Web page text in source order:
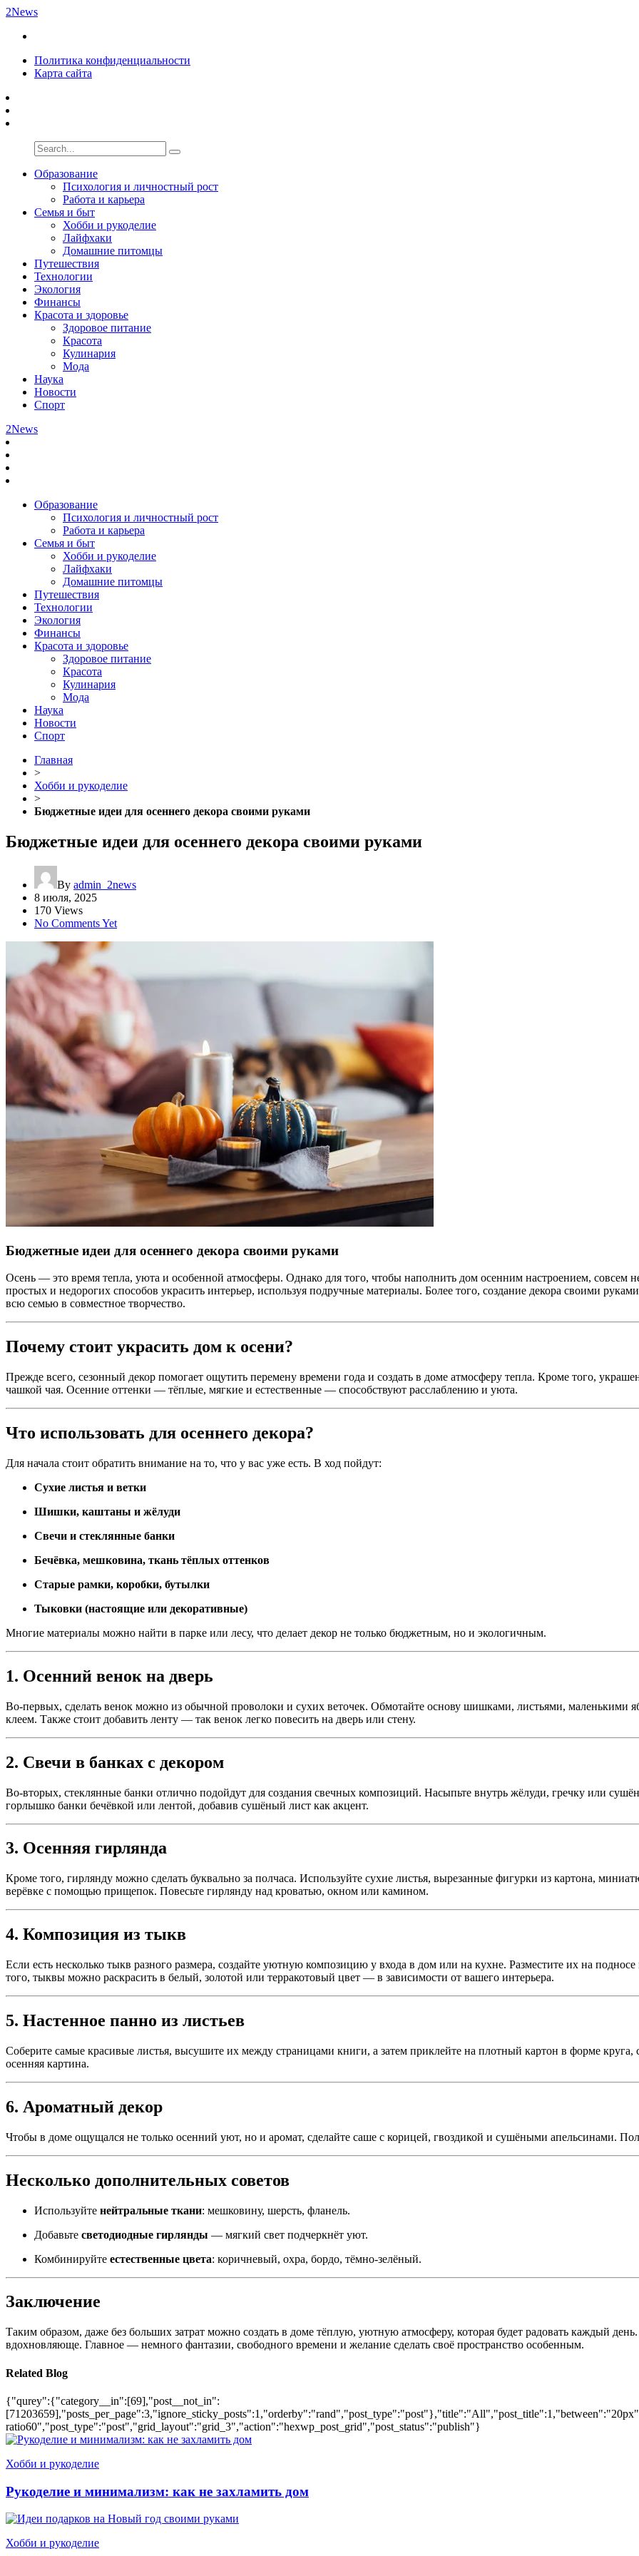
2News
Политика конфиденциальности
Карта сайта
Образование
Психология и личностный рост
Работа и карьера
Семья и быт
Хобби и рукоделие
Лайфхаки
Домашние питомцы
Путешествия
Технологии
Экология
Финансы
Красота и здоровье
Здоровое питание
Красота
Кулинария
Мода
Наука
Новости
Спорт
2News
Образование
Психология и личностный рост
Работа и карьера
Семья и быт
Хобби и рукоделие
Лайфхаки
Домашние питомцы
Путешествия
Технологии
Экология
Финансы
Красота и здоровье
Здоровое питание
Красота
Кулинария
Мода
Наука
Новости
Спорт
Главная
>
Хобби и рукоделие
>
Бюджетные идеи для осеннего декора своими руками
Бюджетные идеи для осеннего декора своими руками
By admin_2news
8 июля, 2025
170 Views
No Comments Yet
Бюджетные идеи для осеннего декора своими руками
Осень — это время тепла, уюта и особенной атмосферы. Однако для того, чтобы наполнить дом осенним настроением, совсем
простых и недорогих способов украсить интерьер, используя подручные материалы. Более того, создание декора своими
всю семью в совместное творчество.
Почему стоит украсить дом к осени?
Прежде всего, сезонный декор помогает ощутить перемену времени года и создать в доме атмосферу тепла. Кроме того,
чашкой чая. Осенние оттенки — тёплые, мягкие и естественные — способствуют расслаблению и уюта.
Что использовать для осеннего декора?
Для начала стоит обратить внимание на то, что у вас уже есть. В ход пойдут:
Сухие листья и ветки
Шишки, каштаны и жёлуди
Свечи и стеклянные банки
Бечёвка, мешковина, ткань тёплых оттенков
Старые рамки, коробки, бутылки
Тыковки (настоящие или декоративные)
Многие материалы можно найти в парке или лесу, что делает декор не только бюджетным, но и экологичным.
1. Осенний венок на дверь
Во-первых, сделать венок можно из обычной проволоки и сухих веточек. Обмотайте основу шишками, листьями, маленькими
клеем. Также стоит добавить ленту — так венок легко повесить на дверь или стену.
2. Свечи в банках с декором
Во-вторых, стеклянные банки отлично подойдут для создания свечных композиций. Насыпьте внутрь жёлуди, гречку или
горлышко банки бечёвкой или лентой, добавив сушёный лист как акцент.
3. Осенняя гирлянда
Кроме того, гирлянду можно сделать буквально за полчаса. Используйте сухие листья, вырезанные фигурки из картона,
верёвке с помощью прищепок. Повесьте гирлянду над кроватью, окном или камином.
4. Композиция из тыкв
Если есть несколько тыкв разного размера, создайте уютную композицию у входа в дом или на кухне. Разместите их на
того, тыквы можно раскрасить в белый, золотой или терракотовый цвет — в зависимости от вашего интерьера.
5. Настенное панно из листьев
Соберите самые красивые листья, высушите их между страницами книги, а затем приклейте на плотный картон в форме круга,
осенняя картина.
6. Ароматный декор
Чтобы в доме ощущался не только осенний уют, но и аромат, сделайте саше с корицей, гвоздикой и сушёными апельсинами.
Несколько дополнительных советов
Используйте нейтральные ткани: мешковину, шерсть, фланель.
Добавьте светодиодные гирлянды — мягкий свет подчеркнёт уют.
Комбинируйте естественные цвета: коричневый, охра, бордо, тёмно-зелёный.
Заключение
Таким образом, даже без больших затрат можно создать в доме тёплую, уютную атмосферу, которая будет радовать каждый
вдохновляюще. Главное — немного фантазии, свободного времени и желание сделать своё пространство особенным.
Related Blog
{"qurey":{"category__in":[69],"post__not_in":
ratio60","post_type":"post","grid_layout":"grid_3","action":"hexwp_post_grid","post_status":"publish"}
Хобби и рукоделие
Рукоделие и минимализм: как не захламить дом
Хобби и рукоделие